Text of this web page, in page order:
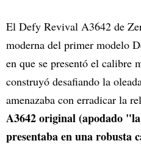
El Defy Revival A3642 de
moderna del primer modelo
en que se presentó el calibre
construyó desafiando la
amenazaba con erradicar la
A3642 original (apodado
presentaba en una robusta